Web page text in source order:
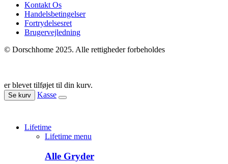
Kontakt Os
Handelsbetingelser
Fortrydelsesret
Brugervejledning
© Dorschhome 2025. Alle rettigheder forbeholdes
er blevet tilføjet til din kurv.
Se kurv Kasse
Lifetime
Lifetime menu
Alle Gryder